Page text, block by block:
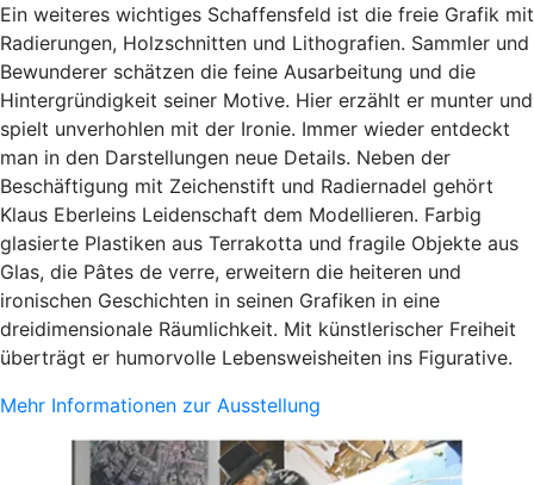
Ein weiteres wichtiges Schaffensfeld ist die freie Grafik mit
Radierungen, Holzschnitten und Lithografien. Sammler und
Bewunderer schätzen die feine Ausarbeitung und die
Hintergründigkeit seiner Motive. Hier erzählt er munter und
spielt unverhohlen mit der Ironie. Immer wieder entdeckt
man in den Darstellungen neue Details. Neben der
Beschäftigung mit Zeichenstift und Radiernadel gehört
Klaus Eberleins Leidenschaft dem Modellieren. Farbig
glasierte Plastiken aus Terrakotta und fragile Objekte aus
Glas, die Pâtes de verre, erweitern die heiteren und
ironischen Geschichten in seinen Grafiken in eine
dreidimensionale Räumlichkeit. Mit künstlerischer Freiheit
überträgt er humorvolle Lebensweisheiten ins Figurative.
Mehr Informationen zur Ausstellung